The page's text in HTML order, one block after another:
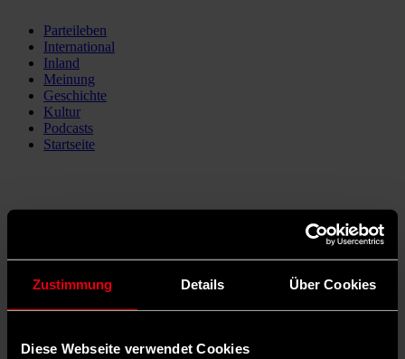
Zustimmung Details Über Cookies
Diese Webseite verwendet Cookies
Parteileben
International
Inland
Meinung
Geschichte
Kultur
Podcasts
Startseite